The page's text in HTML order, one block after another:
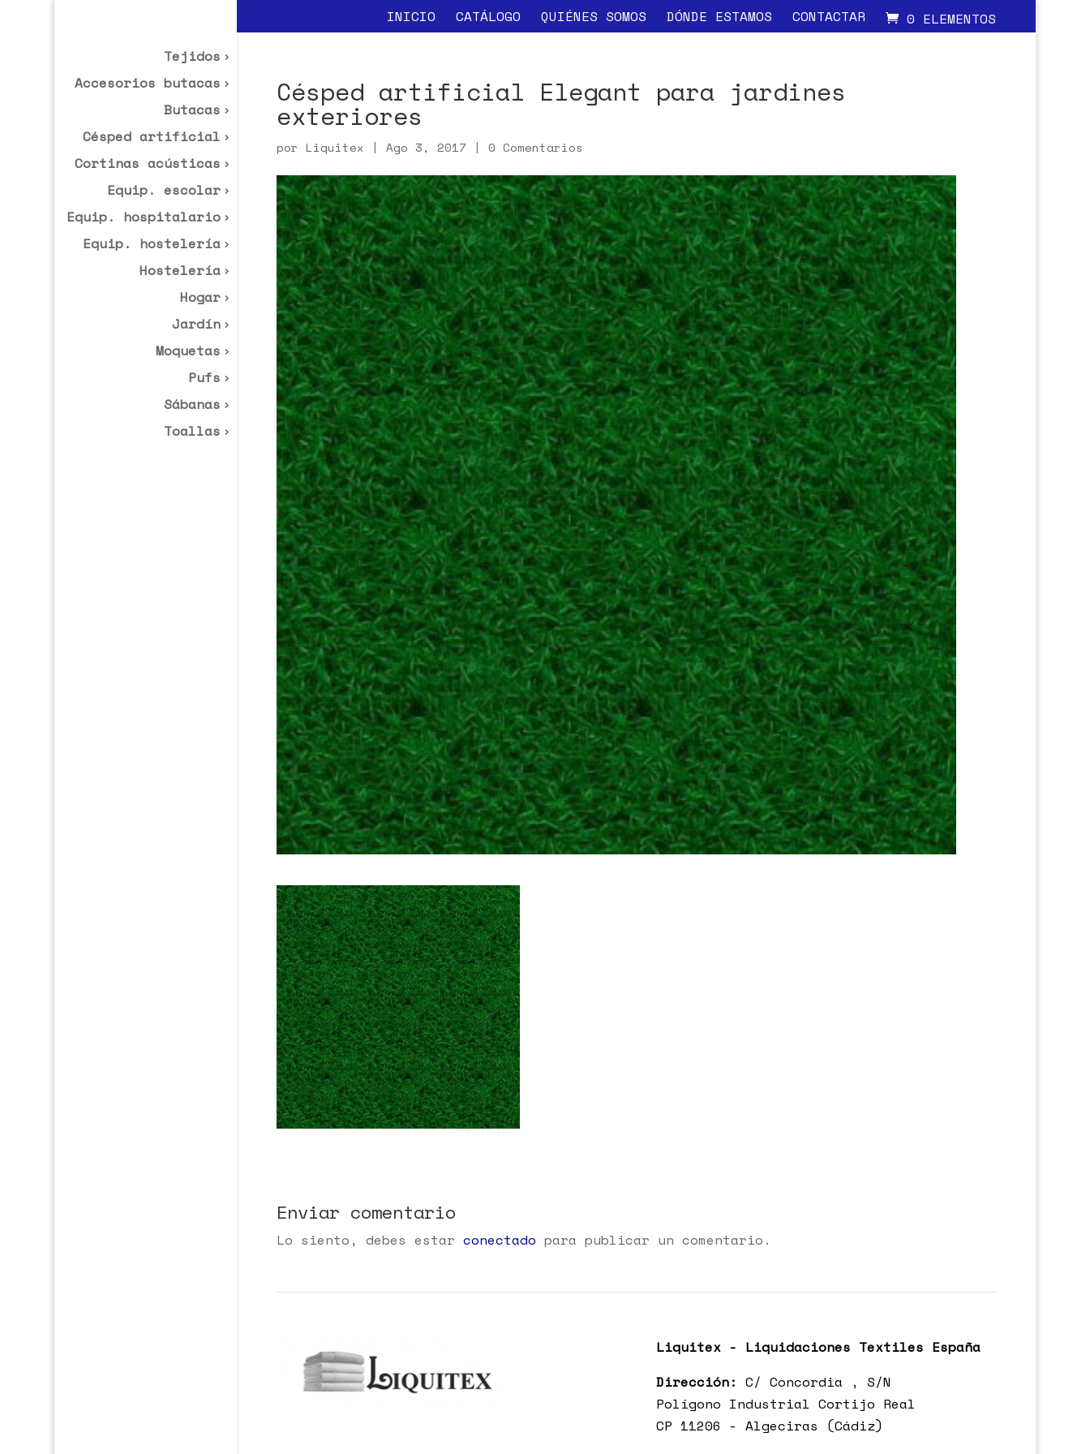
INICIO CATÁLOGO QUIÉNES SOMOS DÓNDE ESTAMOS CONTACTAR
0 ELEMENTOS
Tejidos
Accesorios butacas
Butacas
Césped artificial
Cortinas acústicas
Equip. escolar
Equip. hospitalario
Equip. hostelería
Hostelería
Hogar
Jardín
Moquetas
Pufs
Sábanas
Toallas
Césped artificial Elegant para jardines
exteriores
porLiquitex |Ago 3, 2017 |0 Comentarios
Enviar comentario
Lo siento, debes estarconectado para publicar un comentario.
Liquitex - Liquidaciones Textiles España
Dirección: C/ Concordia , S/N
Polígono Industrial Cortijo Real
CP 11206 - Algeciras (Cádiz)